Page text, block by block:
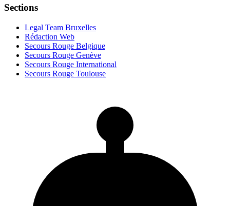
Sections
Legal Team Bruxelles
Rédaction Web
Secours Rouge Belgique
Secours Rouge Genève
Secours Rouge International
Secours Rouge Toulouse